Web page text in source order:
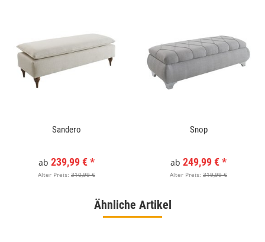
Sandero
ab 239,99 €*
Alter Preis: 310,99 €
Snop
ab 249,99 €*
Alter Preis: 319,99 €
Ähnliche Artikel